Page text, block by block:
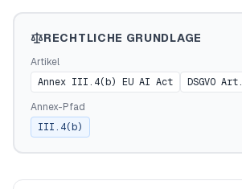
RECHTLICHE GRUNDLAGE
Artikel
Annex III.4(b) EU AI Act
DSGVO
Annex-Pfad
III.4(b)